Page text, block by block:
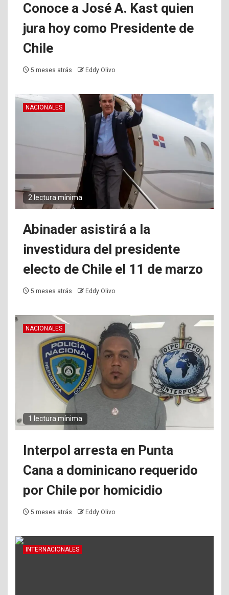
Conoce a José A. Kast quien
jura hoy como Presidente de
Chile
5 meses atrás Eddy Olivo
NACIONALES
2 lectura mínima
Abinader asistirá a la
investidura del presidente
electo de Chile el 11 de marzo
5 meses atrás Eddy Olivo
NACIONALES
1 lectura mínima
Interpol arresta en Punta
Cana a dominicano requerido
por Chile por homicidio
5 meses atrás Eddy Olivo
INTERNACIONALES